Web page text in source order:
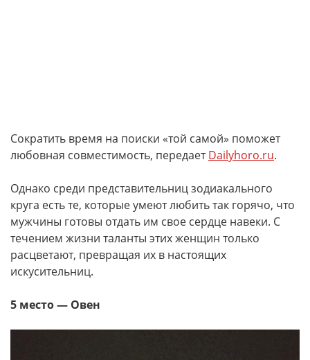
Сократить время на поиски «той самой» поможет
любовная совместимость, передаетDailyhoro.ru.
Однако среди представительниц зодиакального
круга есть те, которые умеют любить так горячо, что
мужчины готовы отдать им свое сердце навеки. С
течением жизни таланты этих женщин только
расцветают, превращая их в настоящих
искусительниц.
5 место — Овен